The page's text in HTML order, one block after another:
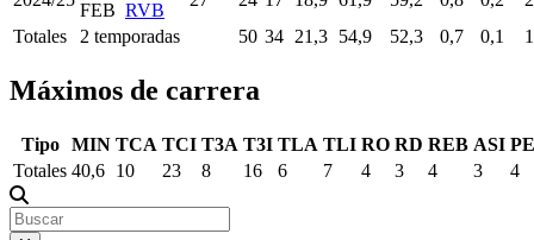
FEB RVB
Totales
2 temporadas 50 34 21,3 54,9 52,3 0,7 0,1
Máximos de carrera
Tipo MIN TCA TCI T3A T3I TLA TLI RO RD REB ASI
Totales 40,6 10 23 8 16 6 7 4 3 4 3 4